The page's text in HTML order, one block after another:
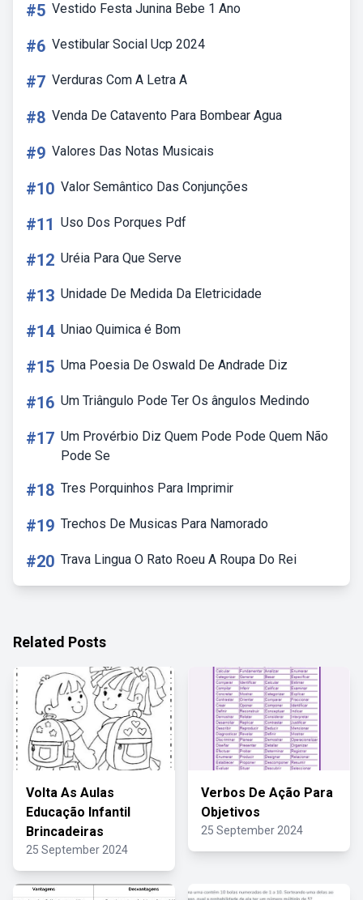
#5 Vestido Festa Junina Bebe 1 Ano
#6 Vestibular Social Ucp 2024
#7 Verduras Com A Letra A
#8 Venda De Catavento Para Bombear Agua
#9 Valores Das Notas Musicais
#10 Valor Semântico Das Conjunções
#11 Uso Dos Porques Pdf
#12 Uréia Para Que Serve
#13 Unidade De Medida Da Eletricidade
#14 Uniao Quimica é Bom
#15 Uma Poesia De Oswald De Andrade Diz
#16 Um Triângulo Pode Ter Os ângulos Medindo
#17 Um Provérbio Diz Quem Pode Pode Quem Não
Pode Se
#18 Tres Porquinhos Para Imprimir
#19 Trechos De Musicas Para Namorado
#20 Trava Lingua O Rato Roeu A Roupa Do Rei
Related Posts
Volta As Aulas
Educação Infantil
Brincadeiras
25 September 2024
Verbos De Ação Para
Objetivos
25 September 2024